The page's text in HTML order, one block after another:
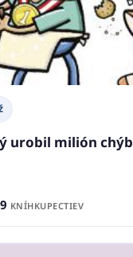
urobil milión chýb
9 KNÍHKUPECTIEV